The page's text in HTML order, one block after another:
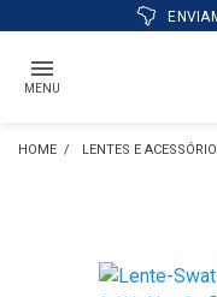
MENU
LENTES E